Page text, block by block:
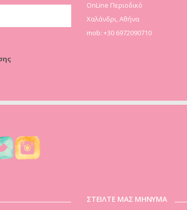
OnLine Περιοδικό
Χαλάνδρι, Αθήνα
mob: +30 6972090710
ΣΤΕΙΛΤΕ ΜΑΣ ΜΗΝΥΜΑ